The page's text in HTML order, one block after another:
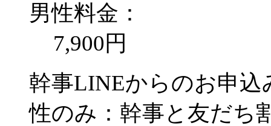
男性料金：
7,900円
幹事LINEからのお申込
性のみ：幹事と友だち